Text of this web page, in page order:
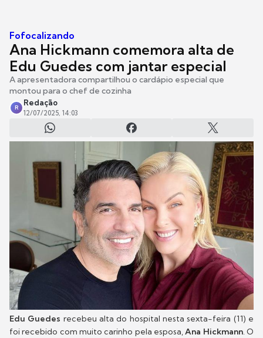
Fofocalizando
Ana Hickmann comemora alta de
Edu Guedes com jantar especial
A apresentadora compartilhou o cardápio especial que
montou para o chef de cozinha
R
Redação
12/07/2025, 14:03
Edu Guedes recebeu alta do hospital nesta sexta-feira (11) e
foi recebido com muito carinho pela esposa,Ana Hickmann. O